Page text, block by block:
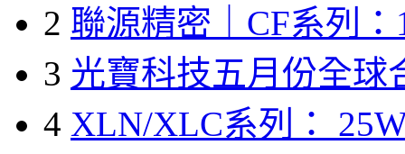
2 聯源精密｜CF系列：
3 光寶科技五月份全球
4 XLN/XLC系列：